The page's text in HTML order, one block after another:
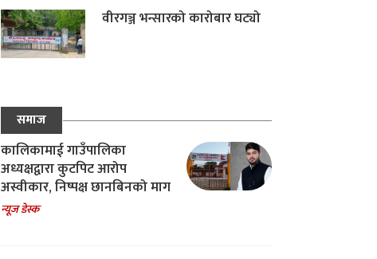
वीरगञ्ज भन्सारको कारोबार घट्यो
समाज
कालिकामाई गाउँपालिका
अध्यक्षद्वारा कुटपिट आरोप
अस्वीकार, निष्पक्ष छानबिनको माग
न्यूज डेस्क